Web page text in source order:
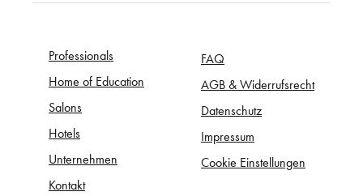
Professionals
Home of Education
Salons
Hotels
Unternehmen
Kontakt
FAQ
AGB & Widerrufsrecht
Datenschutz
Impressum
Cookie Einstellungen